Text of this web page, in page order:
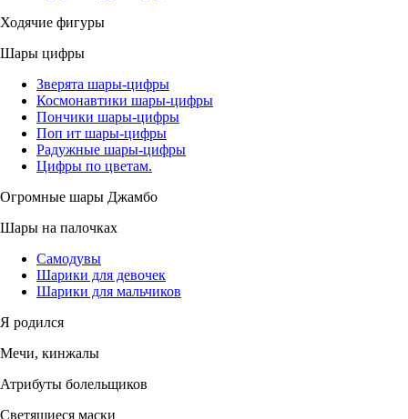
Ходячие фигуры
Шары цифры
Зверята шары-цифры
Космонавтики шары-цифры
Пончики шары-цифры
Поп ит шары-цифры
Радужные шары-цифры
Цифры по цветам.
Огромные шары Джамбо
Шары на палочках
Самодувы
Шарики для девочек
Шарики для мальчиков
Я родился
Мечи, кинжалы
Атрибуты болельщиков
Светящиеся маски